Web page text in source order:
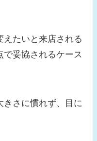
えたいと来店される
妥協されるケース
きさに慣れず、目に